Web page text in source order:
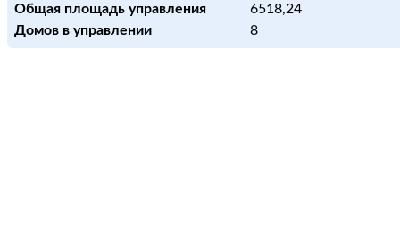
Общая площадь управления
6518,24
Домов в управлении
8